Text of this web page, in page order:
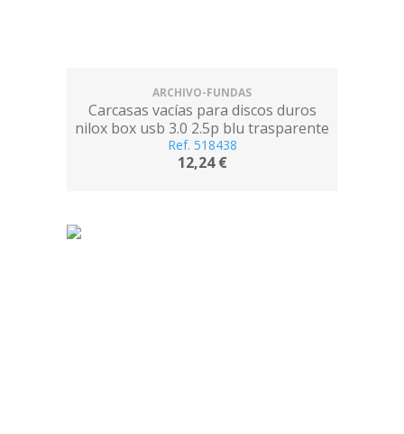
ARCHIVO-FUNDAS
Carcasas vacías para discos duros
nilox box usb 3.0 2.5p blu trasparente
Ref. 518438
12,24 €